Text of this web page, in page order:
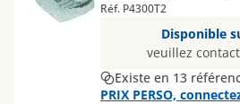
Réf. P4300T2
Disponible
veuillez
Existe en 13
PRIX PERSO,